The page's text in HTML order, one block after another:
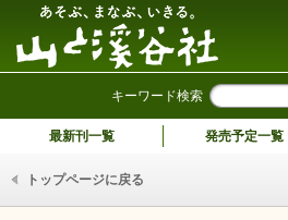
キーワード検索
最新刊一覧 発売予定一覧
トップページに戻る